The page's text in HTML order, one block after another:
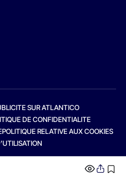
SUR ATLANTICO
DE CONFIDENTIALITE
POLITIQUE RELATIVE AUX COOKIES